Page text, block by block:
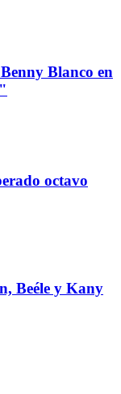
Blanco en
octavo
Beéle y Kany